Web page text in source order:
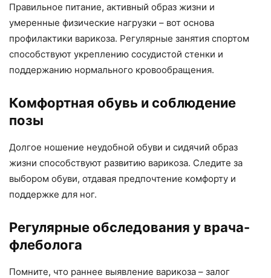
Правильное питание, активный образ жизни и
умеренные физические нагрузки – вот основа
профилактики варикоза. Регулярные занятия спортом
способствуют укреплению сосудистой стенки и
поддержанию нормального кровообращения.
Комфортная обувь и соблюдение
позы
Долгое ношение неудобной обуви и сидячий образ
жизни способствуют развитию варикоза. Следите за
выбором обуви, отдавая предпочтение комфорту и
поддержке для ног.
Регулярные обследования у врача-
флеболога
Помните, что раннее выявление варикоза – залог